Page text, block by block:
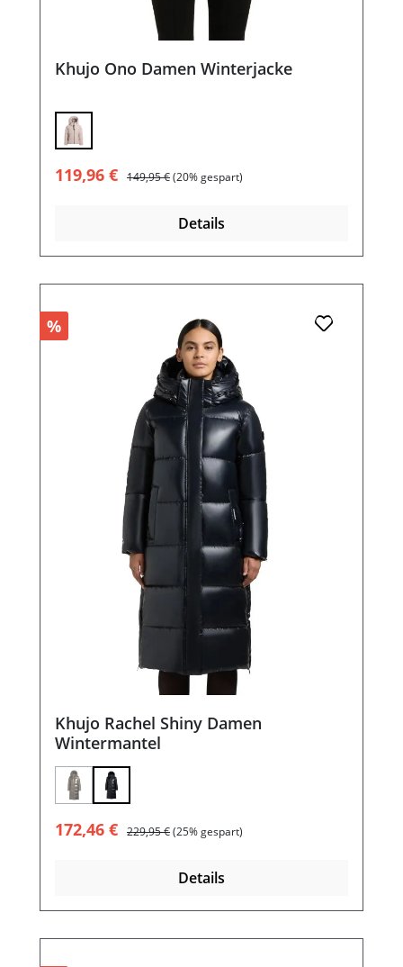
Khujo Ono Damen Winterjacke
Verkaufspreis:
119,96 € Regulärer Preis:
149,95 €(20% gespart)
Details
%
Khujo Rachel Shiny Damen
Wintermantel
(Diese Option ist zurzeit nicht verfügbar.)
Verkaufspreis:
172,46 € Regulärer Preis:
229,95 €(25% gespart)
Details